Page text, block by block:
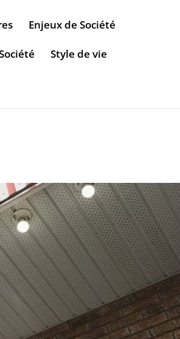
Enjeux de Société
Style de vie